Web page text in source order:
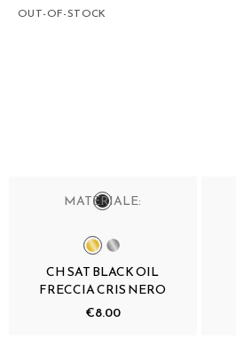
OUT-OF-STOCK
MATERIALE:
CH SAT BLACK OIL
FRECCIA CRIS NERO
€8.00